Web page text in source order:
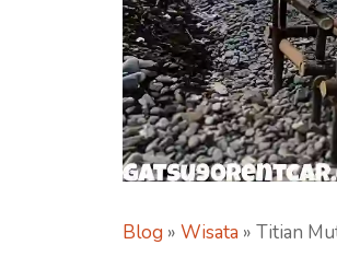
Blog » Wisata » Titian